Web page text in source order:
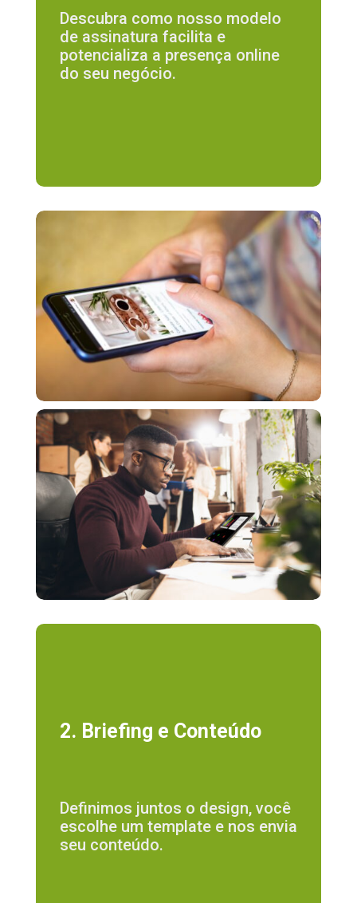
Descubra como nosso modelo
de assinatura facilita e
potencializa a presença online
do seu negócio.
2. Briefing e Conteúdo
Definimos juntos o design, você
escolhe um template e nos envia
seu conteúdo.